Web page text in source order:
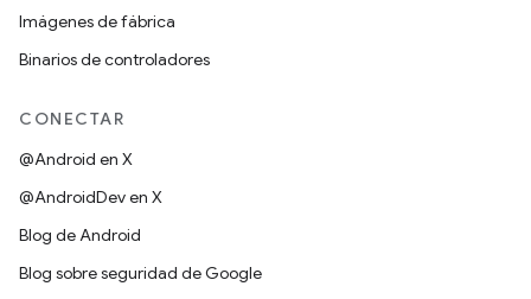
Imágenes de fábrica
Binarios de controladores
CONECTAR
@Android en X
@AndroidDev en X
Blog de Android
Blog sobre seguridad de Google